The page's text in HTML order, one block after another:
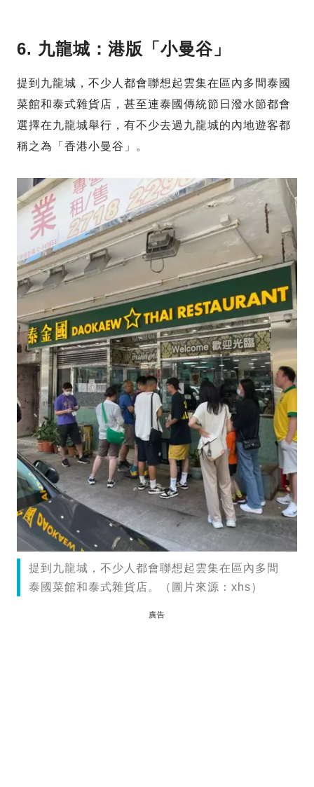
6. 九龍城：港版「小曼谷」
提到九龍城，不少人都會聯想起雲集在區內多間泰國
菜館和泰式雜貨店，甚至連泰國傳統節日潑水節都會
選擇在九龍城舉行，有不少去過九龍城的內地遊客都
稱之為「香港小曼谷」。
提到九龍城，不少人都會聯想起雲集在區內多間
泰國菜館和泰式雜貨店。（圖片來源：xhs）
廣告